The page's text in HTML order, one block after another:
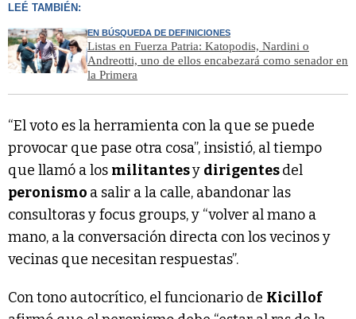
LEÉ TAMBIÉN:
EN BÚSQUEDA DE DEFINICIONES
Listas en Fuerza Patria: Katopodis, Nardini o
Andreotti, uno de ellos encabezará como senador en
la Primera
“El voto es la herramienta con la que se puede
provocar que pase otra cosa”, insistió, al tiempo
que llamó a los militantesy dirigentesdel
peronismo a salir a la calle, abandonar las
consultoras y focus groups, y “volver al mano a
mano, a la conversación directa con los vecinos y
vecinas que necesitan respuestas”.
Con tono autocrítico, el funcionario de Kicillof